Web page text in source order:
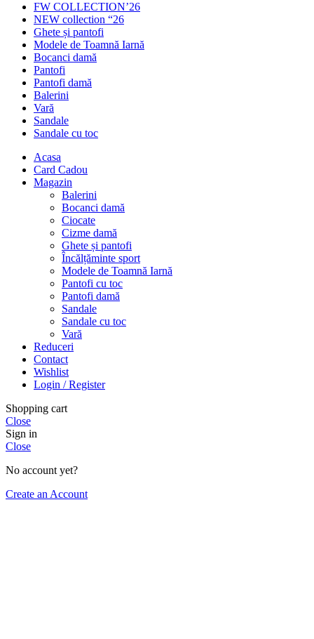
FW COLLECTION’26
NEW collection “26
Ghete și pantofi
Modele de Toamnă Iarnă
Bocanci damă
Pantofi
Pantofi damă
Balerini
Vară
Sandale
Sandale cu toc
Acasa
Card Cadou
Magazin
Balerini
Bocanci damă
Ciocate
Cizme damă
Ghete și pantofi
Încălțăminte sport
Modele de Toamnă Iarnă
Pantofi cu toc
Pantofi damă
Sandale
Sandale cu toc
Vară
Reduceri
Contact
Wishlist
Login / Register
Shopping cart
Close
Sign in
Close
No account yet?
Create an Account